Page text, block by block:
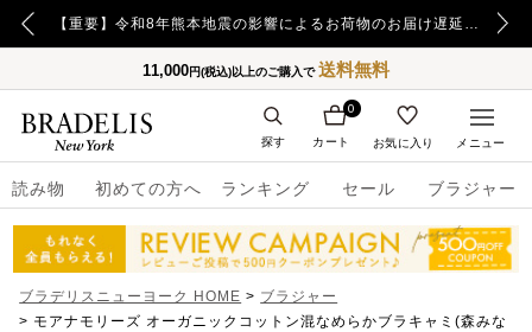
【重要】日本郵便の障害による配送への影響についてのお詫び 【重要】令和8年熊本地震の影響によるお荷物のお届け遅延について
11,000円(税込)以上のご購入で送料無料
読み物 初めての方へ ランキング セール ブラジャー
カート
0
お気に入り
探す メニュー
ブラデリスニューヨーク HOME
ブラジャー
モアナモリーズ オーガニックコットン混なめらかブラキャミ(森みな